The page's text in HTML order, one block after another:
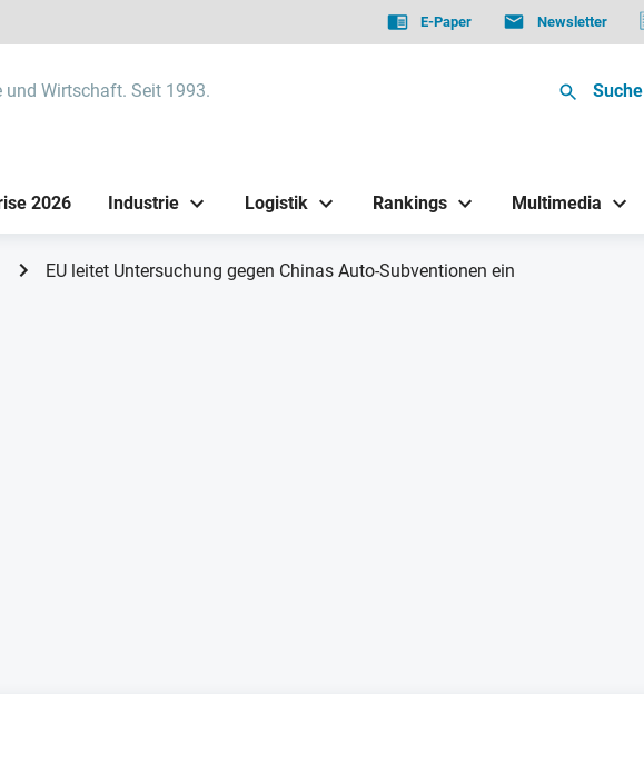
E-Paper Newsletter
Wirtschaft. Seit 1993. Suche
2026 Industrie Logistik Rankings Multimedia
EU leitet Untersuchung gegen Chinas Auto-Subventionen ein